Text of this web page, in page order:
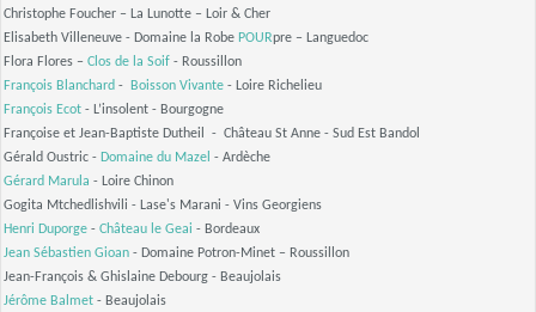
Christophe Foucher – La Lunotte – Loir & Cher
Elisabeth Villeneuve - Domaine la Robe POURpre – Languedoc
Flora Flores – Clos de la Soif - Roussillon
François Blanchard - Boisson Vivante - Loire Richelieu
François Ecot - L’insolent - Bourgogne
Françoise et Jean-Baptiste Dutheil - Château St Anne - Sud Est Bandol
Gérald Oustric - Domaine du Mazel - Ardèche
Gérard Marula - Loire Chinon
Gogita Mtchedlishvili - Lase's Marani - Vins Georgiens
Henri Duporge - Château le Geai - Bordeaux
Jean Sébastien Gioan - Domaine Potron-Minet – Roussillon
Jean-François & Ghislaine Debourg - Beaujolais
Jérôme Balmet - Beaujolais